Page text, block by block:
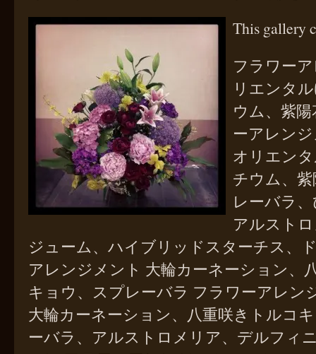
This gallery
フラワー
リエンタ
ウム、紫
ーアレン
オリエン
チウム、
レーバラ
アルスト
ジューム、ハイブリッドスターチス、
アレンジメント 大輪カーネーション、
キョウ、スプレーバラ フラワーアレン
大輪カーネーション、八重咲きトルコ
ーバラ、アルストロメリア、デルフィ